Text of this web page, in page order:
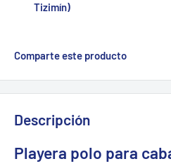
Tizimín)
Comparte este producto
Descripción
Playera polo para